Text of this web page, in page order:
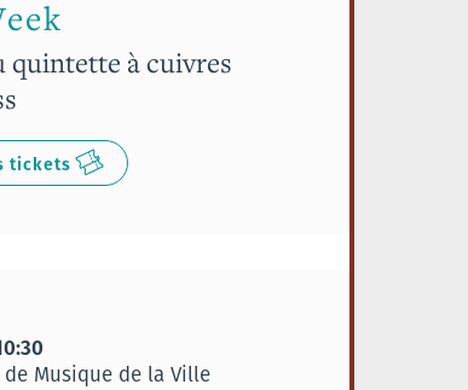
quintette à cuivres
tickets
Musique de la Ville